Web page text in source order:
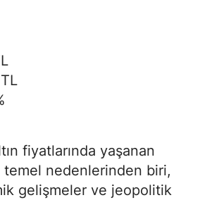
fiyatlarında yaşanan
temel nedenlerinden biri,
gelişmeler ve jeopolitik